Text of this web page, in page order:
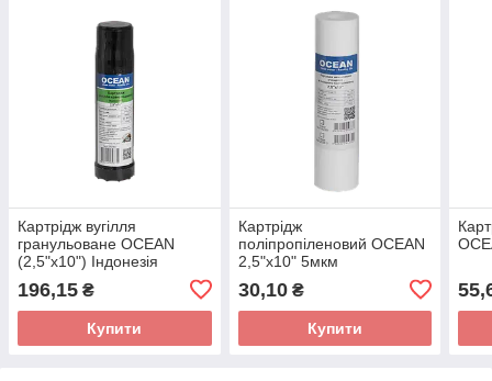
Картрідж вугілля
гранульоване OCEAN
(2,5"x10") Індонезія
196,15 ₴
Купити
Картрідж
поліпропіленовий OCEAN
2,5"x10" 5мкм
30,10₴
Купити